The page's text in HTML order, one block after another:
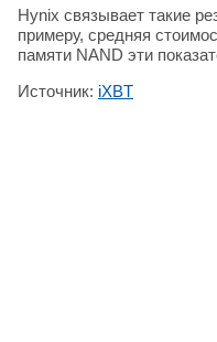
Hynix связывает такие
примеру, средняя
памяти NAND эти
Источник: iXBT